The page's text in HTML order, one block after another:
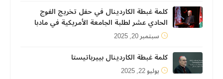
كلمة غبطة الكاردينال في حفل تخريج الفوج
الحادي عشر لطلبة الجامعة الأمريكية في مادبا
سبتمبر 20, 2025
كلمة غبطة الكاردينال بييرباتيستا
يوليو 22, 2025